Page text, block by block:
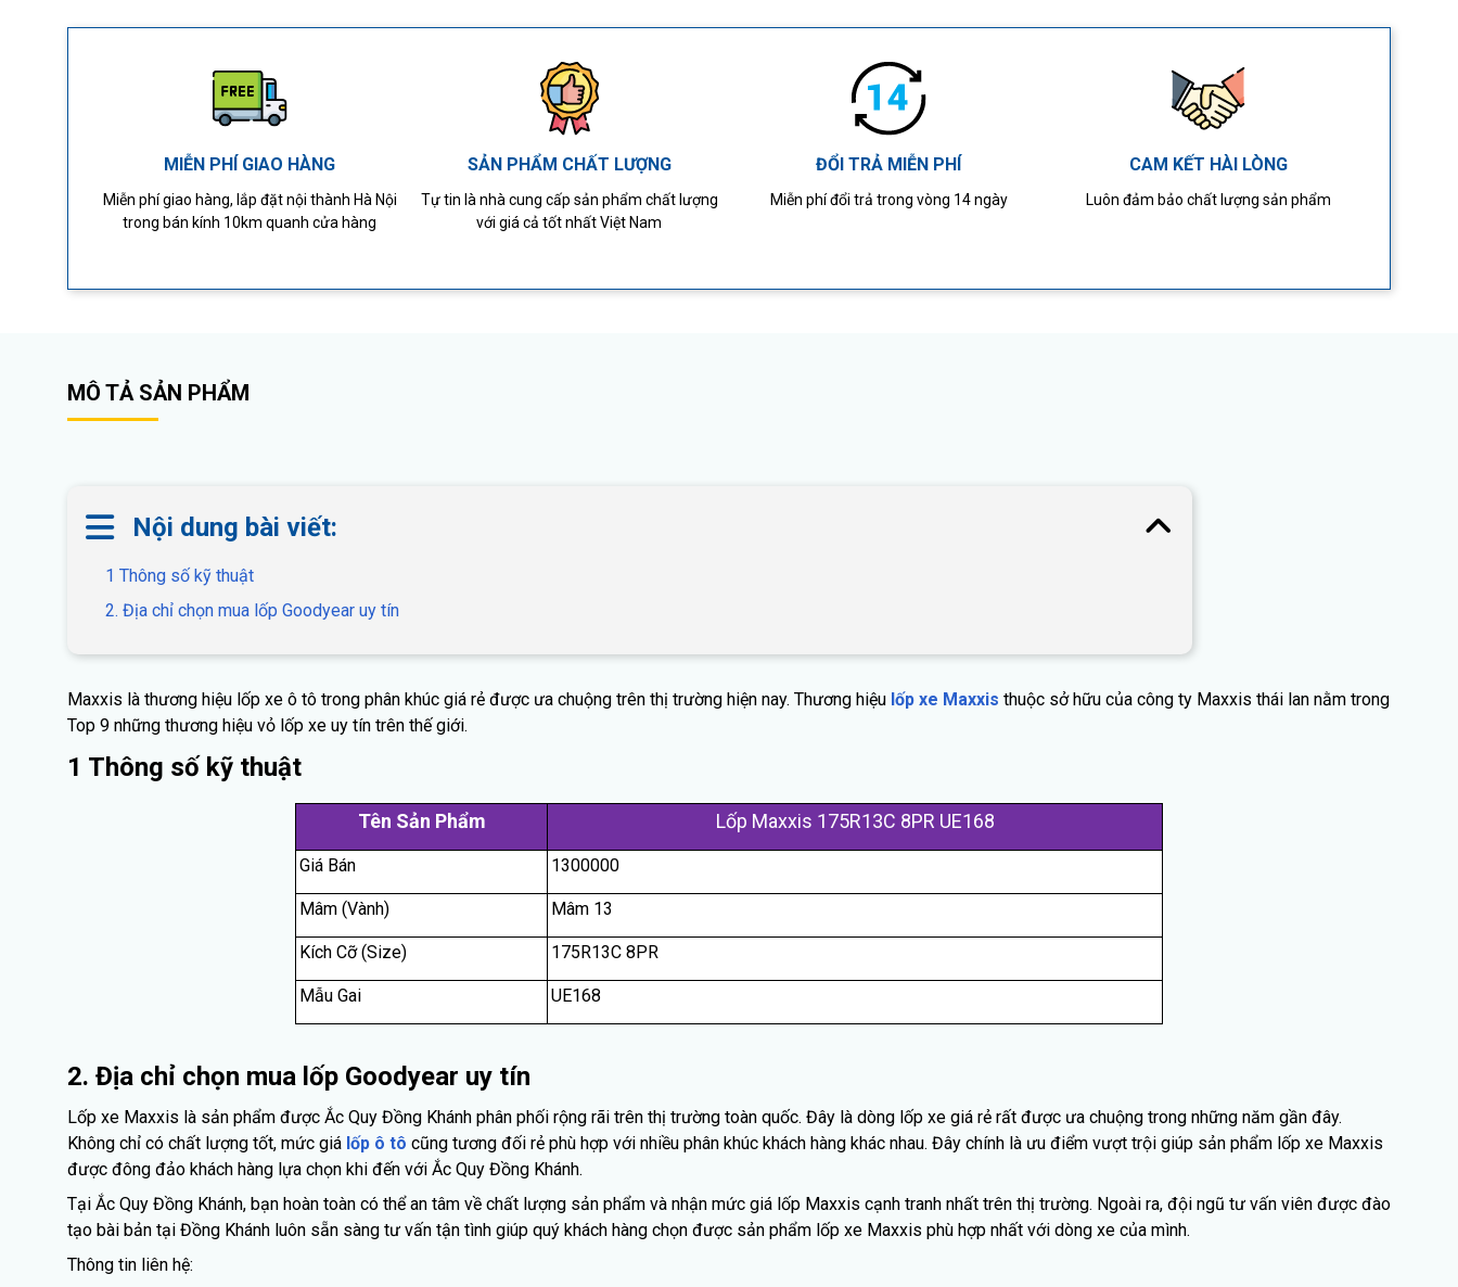
MIỄN PHÍ GIAO HÀNG
Miễn phí giao hàng, lắp đặt nội thành Hà Nội
trong bán kính 10km quanh cửa hàng
SẢN PHẨM CHẤT LƯỢNG
Tự tin là nhà cung cấp sản phẩm chất lượng
với giá cả tốt nhất Việt Nam
ĐỔI TRẢ MIỄN PHÍ
Miễn phí đổi trả trong vòng 14 ngày
CAM KẾT HÀI LÒNG
Luôn đảm bảo chất lượng sản phẩm
MÔ TẢ SẢN PHẨM
Nội dung bài viết:
1 Thông số kỹ thuật
2. Địa chỉ chọn mua lốp Goodyear uy tín
Maxxis là thương hiệu lốp xe ô tô trong phân khúc giá rẻ được ưa chuộng trên thị trường hiện nay. Thương hiệu lốp xe Maxxis thuộc sở hữu của công ty Maxxis thái lan nằm trong
Top 9 những thương hiệu vỏ lốp xe uy tín trên thế giới.
1 Thông số kỹ thuật
Tên Sản Phẩm Lốp Maxxis 175R13C 8PR UE168
Giá Bán 1300000
Mâm (Vành) Mâm 13
Kích Cỡ (Size) 175R13C 8PR
Mẫu Gai UE168
2. Địa chỉ chọn mua lốp Goodyear uy tín
Lốp xe Maxxis là sản phẩm được Ắc Quy Đồng Khánh phân phối rộng rãi trên thị trường toàn quốc. Đây là dòng lốp xe giá rẻ rất được ưa chuộng trong những năm gần đây.
Không chỉ có chất lượng tốt, mức giá lốp ô tô cũng tương đối rẻ phù hợp với nhiều phân khúc khách hàng khác nhau. Đây chính là ưu điểm vượt trội giúp sản phẩm lốp xe Maxxis
được đông đảo khách hàng lựa chọn khi đến với Ắc Quy Đồng Khánh.
Tại Ắc Quy Đồng Khánh, bạn hoàn toàn có thể an tâm về chất lượng sản phẩm và nhận mức giá lốp Maxxis cạnh tranh nhất trên thị trường. Ngoài ra, đội ngũ tư vấn viên được đào
tạo bài bản tại Đồng Khánh luôn sẵn sàng tư vấn tận tình giúp quý khách hàng chọn được sản phẩm lốp xe Maxxis phù hợp nhất với dòng xe của mình.
Thông tin liên hệ: